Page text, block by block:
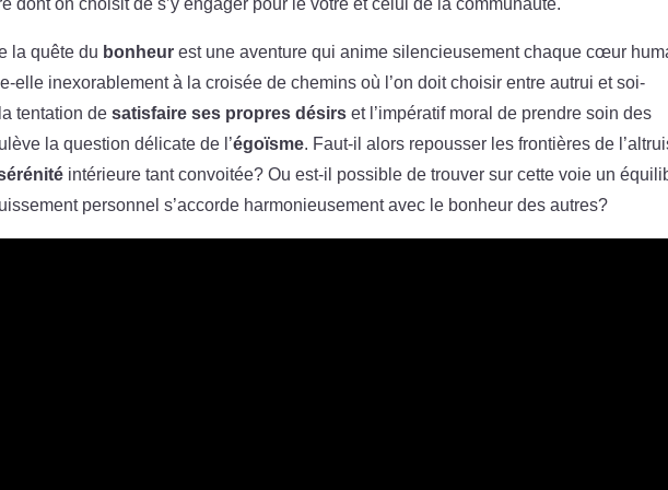
dont on choisit de s’y engager pour le vôtre et celui de la communauté.
la quête du bonheur est une aventure qui anime silencieusement chaque cœur
elle inexorablement à la croisée de chemins où l’on doit choisir entre autrui et soi-
tentation desatisfaire ses propres désirs et l’impératif moral de prendre soin des
la question délicate de l’égoïsme. Faut-il alors repousser les frontières de
intérieure tant convoitée? Ou est-il possible de trouver sur cette voie un
personnel s’accorde harmonieusement avec le bonheur des autres?